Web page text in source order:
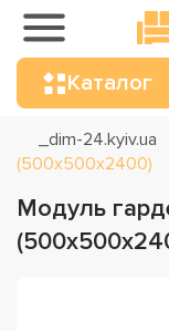
Каталог
_dim-24.kyiv.ua
(500х500х2400)
Модуль